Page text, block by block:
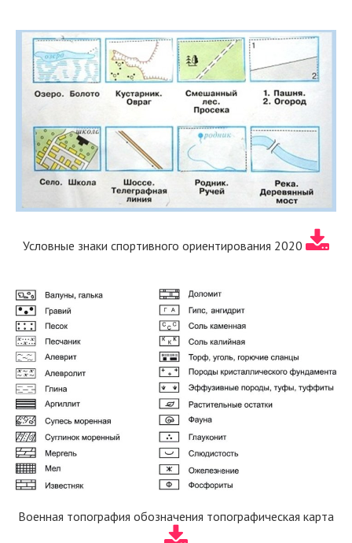
Условные знаки спортивного ориентирования 2020
Военная топография обозначения топографическая карта